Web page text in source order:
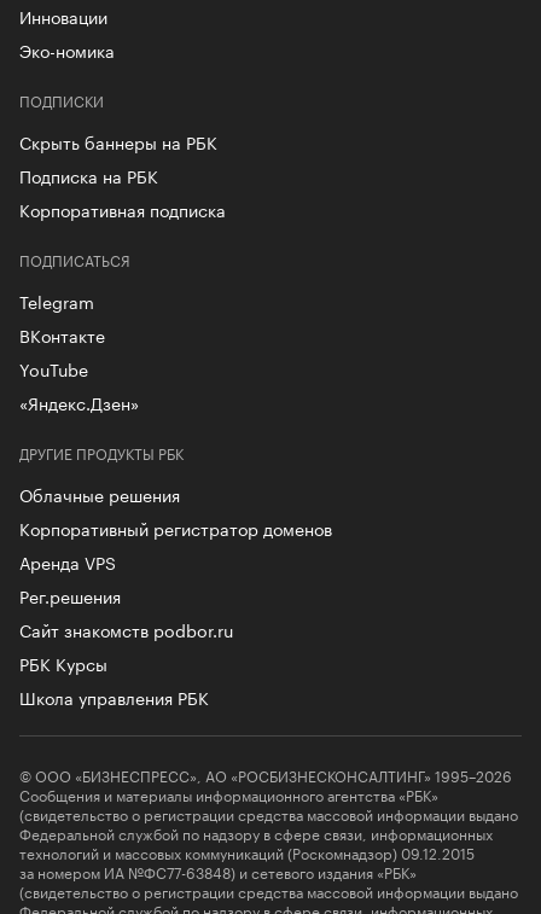
Инновации
Эко-номика
ПОДПИСКИ
Скрыть баннеры на РБК
Подписка на РБК
Корпоративная подписка
ДРУГИЕ ПРОДУКТЫ РБК
Облачные решения
Корпоративный регистратор доменов
Аренда VPS
Рег.решения
Сайт знакомств podbor.ru
РБК Курсы
Школа управления РБК
ПОДПИСАТЬСЯ
Telegram
ВКонтакте
YouTube
«Яндекс.Дзен»
© ООО «БИЗНЕСПРЕСС», АО «РОСБИЗНЕСКОНСАЛТИНГ» 1995–2026
Сообщения и материалы информационного агентства «РБК»
(свидетельство о регистрации средства массовой информации выдано
Федеральной службой по надзору в сфере связи, информационных
технологий и массовых коммуникаций (Роскомнадзор) 09.12.2015
за номером ИА №ФС77-63848) и сетевого издания «РБК»
(свидетельство о регистрации средства массовой информации выдано
Федеральной службой по надзору в сфере связи, информационных